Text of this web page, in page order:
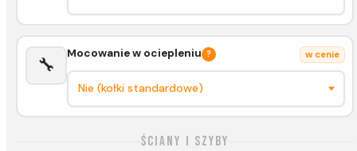
🔧
Mocowanie w ociepleniu ? w cenie
Ściany i szyby